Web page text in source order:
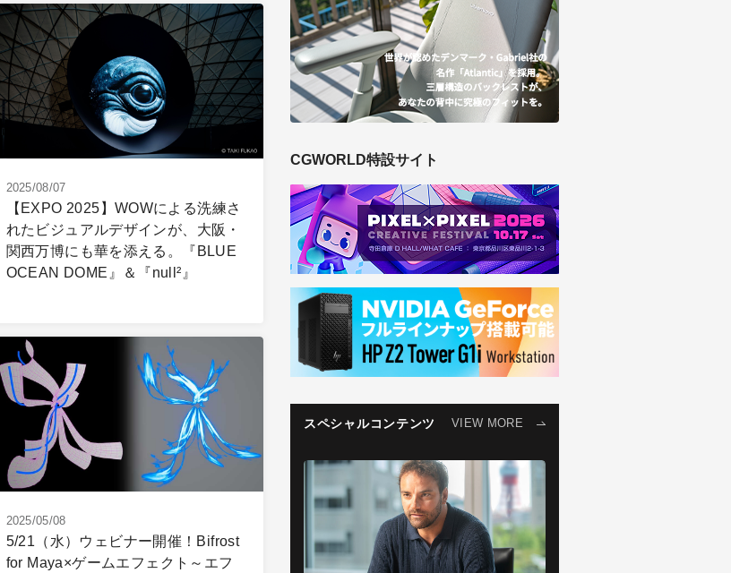
2025/08/07
【EXPO 2025】WOWによる洗練さ
れたビジュアルデザインが、大阪・
関西万博にも華を添える。『BLUE
OCEAN DOME』＆『null²』
2025/05/08
5/21（水）ウェビナー開催！Bifrost
for Maya×ゲームエフェクト～エフ
CGWORLD特設サイト
スペシャルコンテンツ VIEW MORE